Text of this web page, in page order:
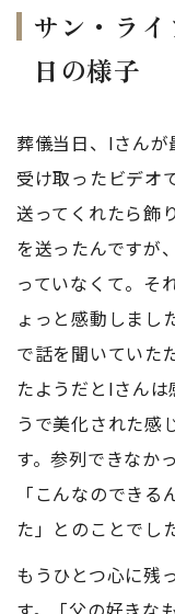
サン・ラ
日の様子
葬儀当日、Iさんが
受け取ったビデオ
送ってくれたら飾
を送ったんですが
っていなくて。そ
ょっと感動しまし
で話を聞いていた
たようだとIさん
うで美化された感
す。参列できなか
「こんなのでき
た」とのことでした
もうひとつ心に残